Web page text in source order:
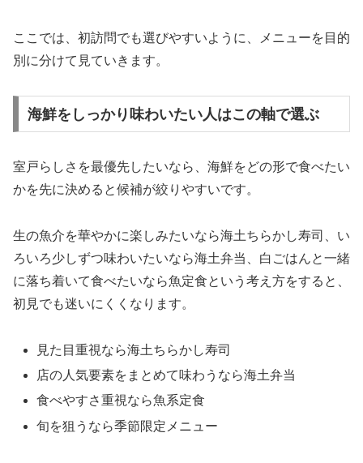
ここでは、初訪問でも選びやすいように、メニューを目的
別に分けて見ていきます。
海鮮をしっかり味わいたい人はこの軸で選ぶ
室戸らしさを最優先したいなら、海鮮をどの形で食べたい
かを先に決めると候補が絞りやすいです。
生の魚介を華やかに楽しみたいなら海土ちらかし寿司、い
ろいろ少しずつ味わいたいなら海土弁当、白ごはんと一緒
に落ち着いて食べたいなら魚定食という考え方をすると、
初見でも迷いにくくなります。
見た目重視なら海土ちらかし寿司
店の人気要素をまとめて味わうなら海土弁当
食べやすさ重視なら魚系定食
旬を狙うなら季節限定メニュー